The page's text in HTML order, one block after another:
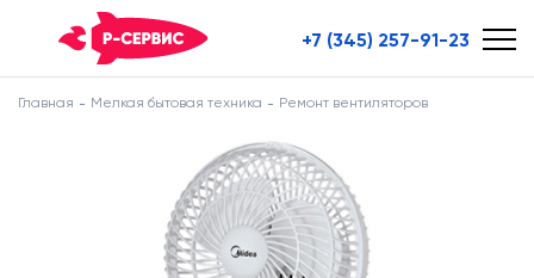
+7 (345) 257-91-23
Главная Мелкая бытовая техника Ремонт вентиляторов